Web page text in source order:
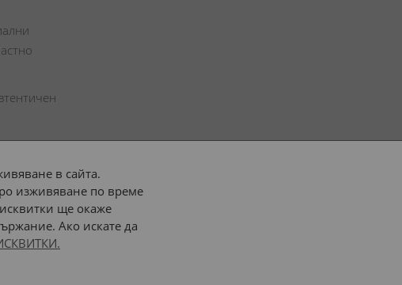
или наш транспорт
в сайта.
изживяване по време
ще окаже
Ако искате да